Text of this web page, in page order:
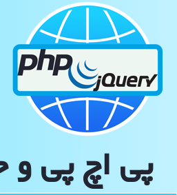
پی اچ پی و